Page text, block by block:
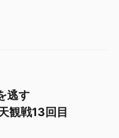
逃す
観戦13回目